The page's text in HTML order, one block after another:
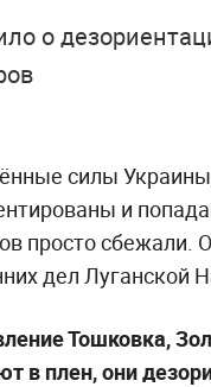
о
силы
и
просто сбежали.
дел Луганской
Тошковка,
в плен, они